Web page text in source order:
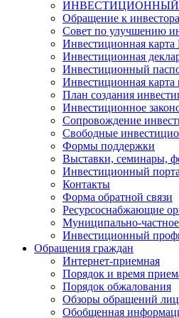
Обращение к
Совет по улучшению
Инвестиционная карта
Инвестиционная
Инвестиционный
Инвестиционная карта
План создания
Инвестиционное
Сопровождение
Свободные
Формы поддержки
Выставки, семинары,
Инвестиционный
Контакты
Форма обратной связи
Ресурсоснабжающие
Муниципально-
Инвестиционный
Обращения граждан
Интернет-приемная
Порядок и время
Порядок обжалования
Обзоры обращений лиц
Обобщенная